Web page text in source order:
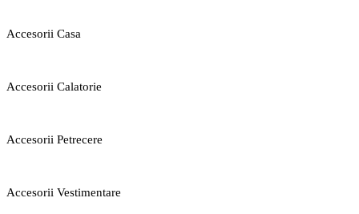
Accesorii Casa
Accesorii Calatorie
Accesorii Petrecere
Accesorii Vestimentare